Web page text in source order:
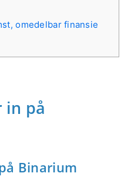
omedelbar finansie
in på
Binarium